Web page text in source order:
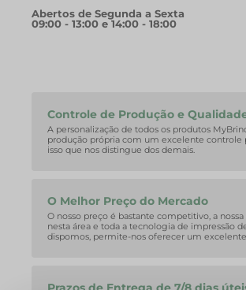
Abertos de Segunda a Sexta
09:00 - 13:00 e 14:00 - 18:00
Controle de Produção e
A personalização de todos os produtos
produção própria com um excelente controle
isso que nos distingue dos demais.
O Melhor Preço do Mercado
O nosso preço é bastante competitivo, a
nesta área e toda a tecnologia de impressão
dispomos, permite-nos oferecer um